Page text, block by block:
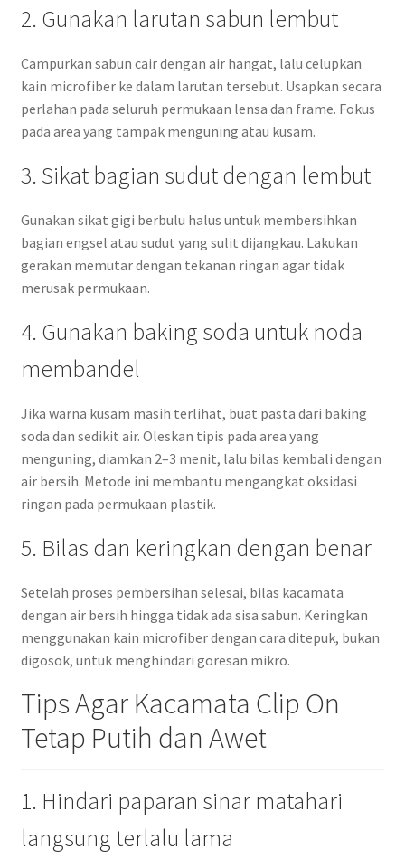
2. Gunakan larutan sabun lembut
Campurkan sabun cair dengan air hangat, lalu celupkan
kain microfiber ke dalam larutan tersebut. Usapkan secara
perlahan pada seluruh permukaan lensa dan frame. Fokus
pada area yang tampak menguning atau kusam.
3. Sikat bagian sudut dengan lembut
Gunakan sikat gigi berbulu halus untuk membersihkan
bagian engsel atau sudut yang sulit dijangkau. Lakukan
gerakan memutar dengan tekanan ringan agar tidak
merusak permukaan.
4. Gunakan baking soda untuk noda
membandel
Jika warna kusam masih terlihat, buat pasta dari baking
soda dan sedikit air. Oleskan tipis pada area yang
menguning, diamkan 2–3 menit, lalu bilas kembali dengan
air bersih. Metode ini membantu mengangkat oksidasi
ringan pada permukaan plastik.
5. Bilas dan keringkan dengan benar
Setelah proses pembersihan selesai, bilas kacamata
dengan air bersih hingga tidak ada sisa sabun. Keringkan
menggunakan kain microfiber dengan cara ditepuk, bukan
digosok, untuk menghindari goresan mikro.
Tips Agar Kacamata Clip On
Tetap Putih dan Awet
1. Hindari paparan sinar matahari
langsung terlalu lama